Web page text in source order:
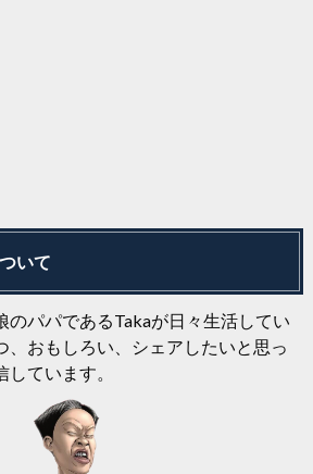
いて
のパパであるTakaが日々生活してい
、おもしろい、シェアしたいと思っ
ています。